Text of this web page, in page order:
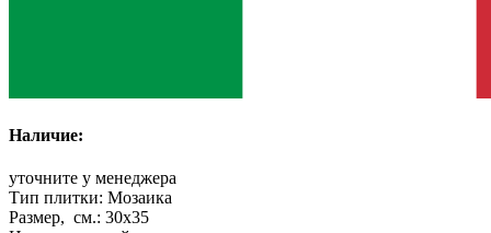
Наличие:
уточните у менеджера
Тип плитки: Мозаика
Размер, см.: 30x35